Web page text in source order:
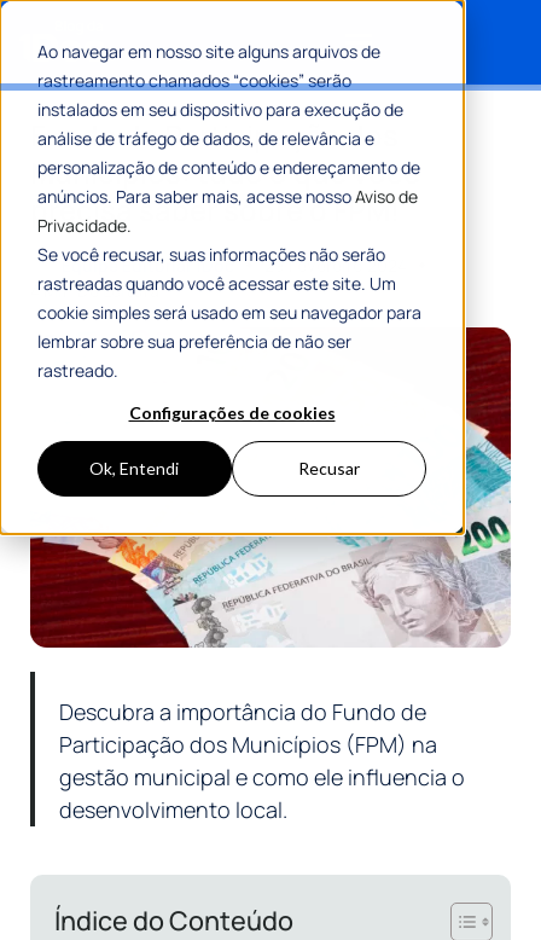
Ao navegar em nosso site alguns arquivos de
rastreamento chamados “cookies” serão
instalados em seu dispositivo para execução de
análise de tráfego de dados, de relevância e
personalização de conteúdo e endereçamento de
anúncios. Para saber mais, acesse nossoAviso de
Privacidade.
Se você recusar, suas informações não serão
rastreadas quando você acessar este site. Um
cookie simples será usado em seu navegador para
lembrar sobre sua preferência de não ser
rastreado.
Configurações de cookies
Ok, Entendi Recusar
Fundo de Participação dos
Municípios: tudo o que você
precisa saber sobre o FPM!
Por Equipe Editorial 1Doc
29 Fevereiro 2024
4 Min De Leitura
Descubra a importância do Fundo de
Participação dos Municípios (FPM) na
gestão municipal e como ele influencia o
desenvolvimento local.
Índice do Conteúdo